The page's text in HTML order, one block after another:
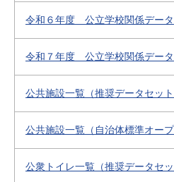
令和６年度 公立学校関係データ
令和７年度 公立学校関係データ
公共施設一覧（推奨データセット
公共施設一覧（自治体標準オープ
公衆トイレ一覧（推奨データセッ